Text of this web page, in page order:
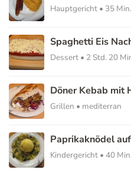
Hauptgericht • 35 Min.
Spaghetti Eis
Dessert • 2 Std. 20
Döner Kebab mit
Grillen • mediterran
Paprikaknödel
Kindergericht • 40